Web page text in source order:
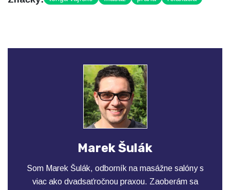
Marek Šulák
Som Marek Šulák, odborník na masážne salóny s
viac ako dvadsaťročnou praxou. Zaoberám sa